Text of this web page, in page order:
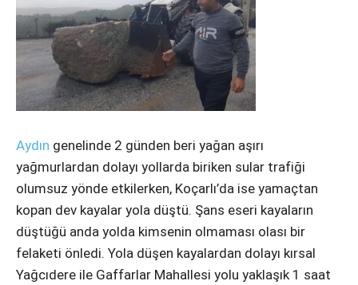
Youtube
Aydın genelinde 2 günden beri yağan aşırı
yağmurlardan dolayı yollarda biriken sular trafiği
olumsuz yönde etkilerken, Koçarlı’da ise yamaçtan
kopan dev kayalar yola düştü. Şans eseri kayaların
düştüğü anda yolda kimsenin olmaması olası bir
felaketi önledi. Yola düşen kayalardan dolayı kırsal
Yağcıdere ile Gaffarlar Mahallesi yolu yaklaşık 1 saat